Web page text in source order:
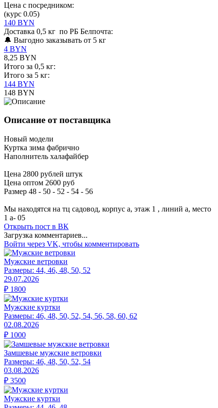
Цена с посредником:
(курс 0.05)
140 BYN
Доставка 0,5 кг по РБ Белпочта:
🔔 Выгодно заказывать от 5 кг
4 BYN
8,25 BYN
Итого за 0,5 кг:
Итого за 5 кг:
144 BYN
148 BYN
Описание от поставщика
Новый модели
Куртка зима фабрично
Наполнитель халафайбер
Цена 2800 рублей штук
Цена оптом 2600 руб
Размер 48 - 50 - 52 - 54 - 56
Мы находятся на тц садовод, корпус а, этаж 1 , линий а, место
1 а- 05
Открыть пост в ВК
Загрузка комментариев...
Войти через VK, чтобы комментировать
Мужские ветровки
Размеры: 44, 46, 48, 50, 52
29.07.2026
₽ 1800
Мужские куртки
Размеры: 46, 48, 50, 52, 54, 56, 58, 60, 62
02.08.2026
₽ 1000
Замшевые мужские ветровки
Размеры: 46, 48, 50, 52, 54
03.08.2026
₽ 3500
Мужские куртки